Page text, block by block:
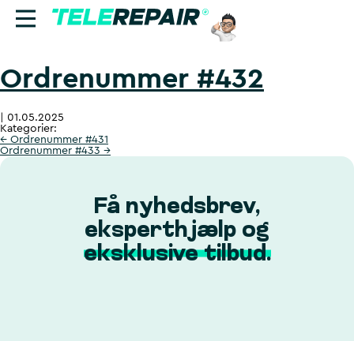
Reparation
Sælg
Find butik
Ring til os:
+45 70 60 55 90
Ordrenummer #432
01.05.2025
Kategorier:
← Ordrenummer #431
Ordrenummer #433 →
Få nyhedsbrev,
eksperthjælp og
eksklusive tilbud.